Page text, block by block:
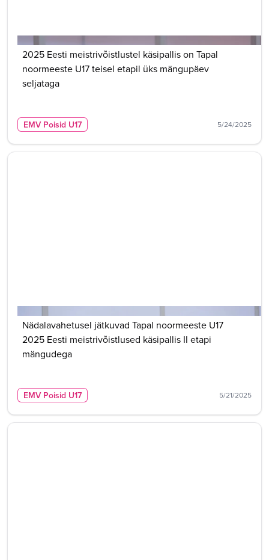
2025 Eesti meistrivõistlustel käsipallis on Tapal
noormeeste U17 teisel etapil üks mängupäev
seljataga
EMV Poisid U17 5/24/2025
Nädalavahetusel jätkuvad Tapal noormeeste U17
2025 Eesti meistrivõistlused käsipallis II etapi
mängudega
EMV Poisid U17 5/21/2025